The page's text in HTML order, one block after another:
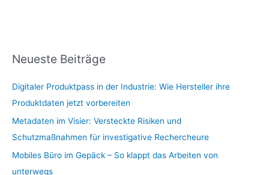
Neueste Beiträge
Digitaler Produktpass in der Industrie: Wie Hersteller ihre
Produktdaten jetzt vorbereiten
Metadaten im Visier: Versteckte Risiken und
Schutzmaßnahmen für investigative Rechercheure
Mobiles Büro im Gepäck – So klappt das Arbeiten von
unterwegs